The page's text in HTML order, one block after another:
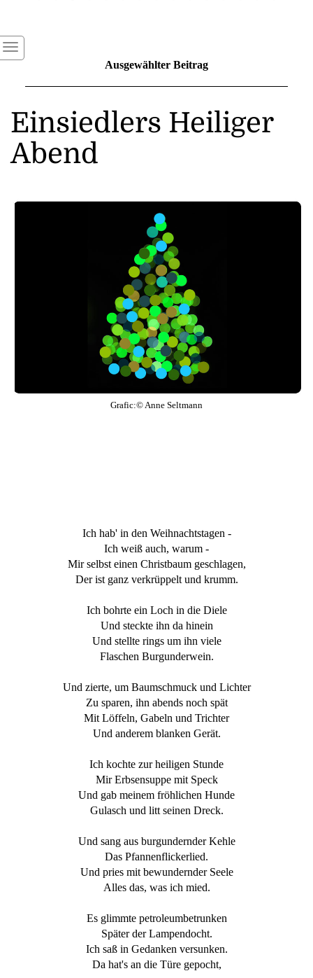
Ausgewählter Beitrag
Einsiedlers Heiliger
Abend
Grafic:© Anne Seltmann
Ich hab' in den Weihnachtstagen -
Ich weiß auch, warum -
Mir selbst einen Christbaum geschlagen,
Der ist ganz verkrüppelt und krumm.
Ich bohrte ein Loch in die Diele
Und steckte ihn da hinein
Und stellte rings um ihn viele
Flaschen Burgunderwein.
Und zierte, um Baumschmuck und Lichter
Zu sparen, ihn abends noch spät
Mit Löffeln, Gabeln und Trichter
Und anderem blanken Gerät.
Ich kochte zur heiligen Stunde
Mir Erbsensuppe mit Speck
Und gab meinem fröhlichen Hunde
Gulasch und litt seinen Dreck.
Und sang aus burgundernder Kehle
Das Pfannenflickerlied.
Und pries mit bewundernder Seele
Alles das, was ich mied.
Es glimmte petroleumbetrunken
Später der Lampendocht.
Ich saß in Gedanken versunken.
Da hat's an die Türe gepocht,